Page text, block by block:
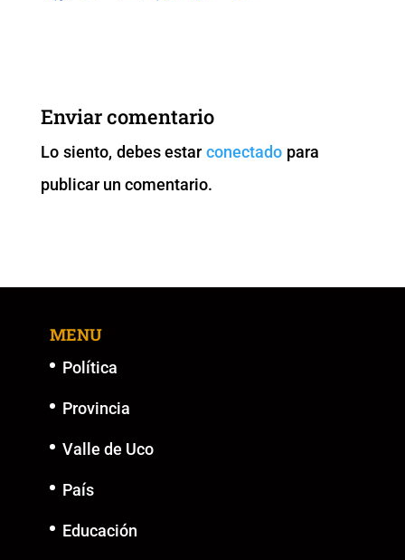
b
o
o
k
A
p
p k
er
Enviar comentario
Lo siento, debes estarconectado para
publicar un comentario.
MENU
Política
Provincia
Valle de Uco
País
Educación